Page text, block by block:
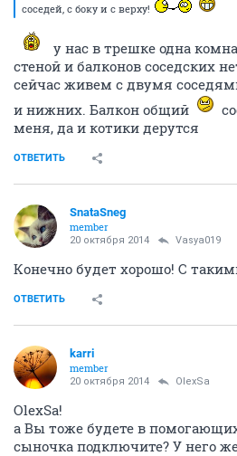
соседей, с боку и с верху!
у нас в трешке одна
стеной и балконов соседских
сейчас живем с двумя
и нижних. Балкон общий
меня, да и котики дерутся
ОТВЕТИТЬ
SnataSneg
member
20 октября 2014 Vasya019
Конечно будет хорошо! С
ОТВЕТИТЬ
karri
member
20 октября 2014 OlexSa
OlexSa!
а Вы тоже будете в
сыночка подключите? У него